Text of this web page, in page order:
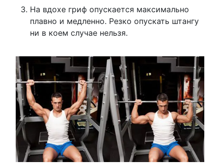
На вдохе гриф опускается максимально
плавно и медленно. Резко опускать штангу
ни в коем случае нельзя.